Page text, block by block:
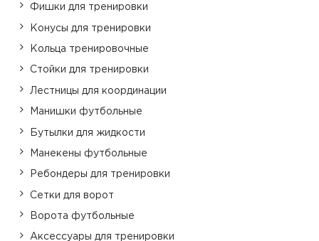
Фишки для тренировки
Конусы для тренировки
Кольца тренировочные
Стойки для тренировки
Лестницы для координации
Манишки футбольные
Бутылки для жидкости
Манекены футбольные
Ребондеры для тренировки
Сетки для ворот
Ворота футбольные
Аксессуары для тренировки